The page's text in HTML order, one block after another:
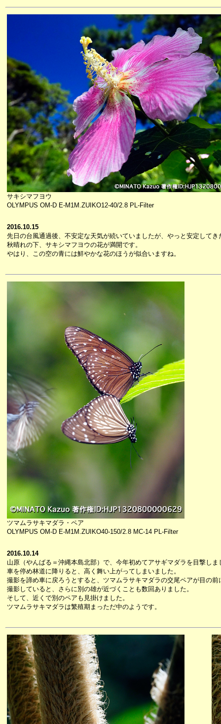
サキシマフヨウ
OLYMPUS OM-D E-M1M.ZUIKO12-40/2.8 PL-Filter
2016.10.15
先日の台風通過後、不安定な天気が続いていましたが、やっと安定してき
秋晴れの下、サキシマフヨウの花が満開です。
やはり、この空の青には鮮やかな花のほうが似合いますね。
ツマムラサキマダラ・ペア
OLYMPUS OM-D E-M1M.ZUIKO40-150/2.8 MC-14 PL-Filter
2016.10.14
山原（やんばる＝沖縄本島北部）で、今年初めてアサギマダラを目撃しま
車を停め林道に降りると、高く舞い上がってしまいました。
撮影を諦め車に戻ろうとすると、ツマムラサキマダラの交尾ペアが目の前
撮影していると、さらに別の雄が近づくことも数回ありました。
そして、近くで別のペアも見掛けました。
ツマムラサキマダラは繁殖期まっただ中のようです。